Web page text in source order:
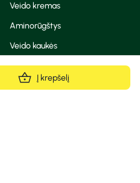
Į krepšelį
Veido kremas
Aminorūgštys
Veido kaukės
Eteriniai aliejai
BB ir CC kremas